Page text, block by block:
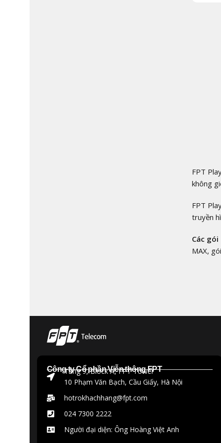
FPT
không
FPT
truyền
Các gói
MAX,
Công ty Cổ phần Viễn thông FPT
Tầng 9, Block A, FPT Tower
10 Phạm Văn Bạch, Cầu Giấy, Hà Nội
hotrokhachhang@fpt.com
024 7300 2222
Người đại diện: Ông Hoàng Việt Anh